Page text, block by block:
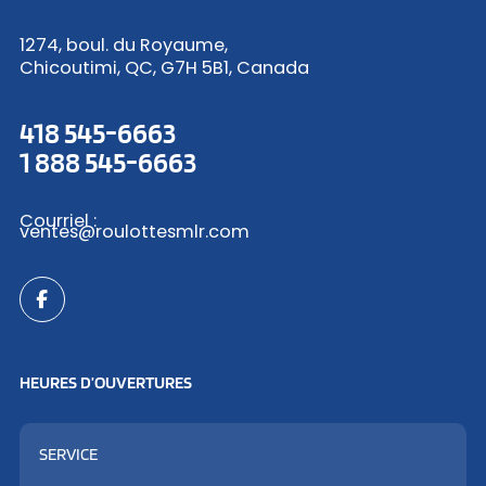
1274, boul. du Royaume,
Chicoutimi, QC, G7H 5B1, Canada
418 545-6663
1 888 545-6663
Courriel :
ventes@roulottesmlr.com
HEURES D’OUVERTURES
SERVICE